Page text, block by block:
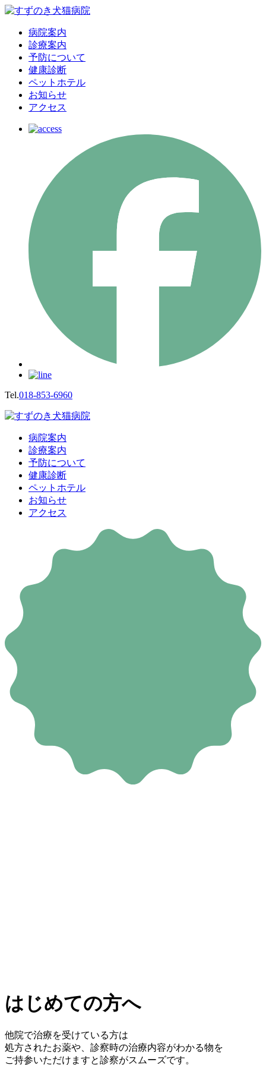
病院案内
診療案内
予防について
健康診断
ペットホテル
お知らせ
アクセス
Tel.018-853-6960
病院案内
診療案内
予防について
健康診断
ペットホテル
お知らせ
アクセス
はじめての方へ
他院で治療を受けている方は
処方されたお薬や、診察時の治療内容がわかる物を
ご持参いただけますと診察がスムーズです。